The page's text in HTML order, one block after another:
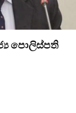
පොලිස්පති